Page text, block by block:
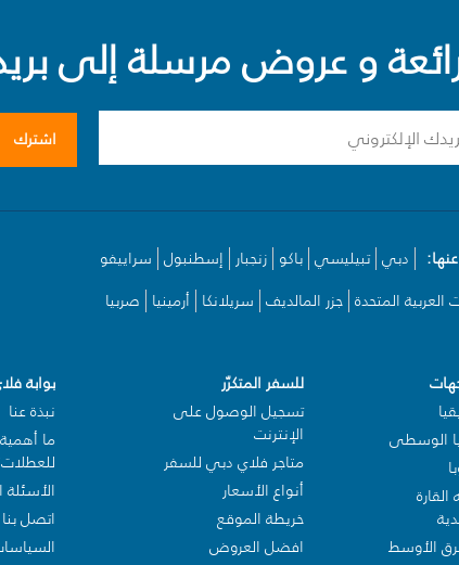
و عروض مرسلة إلى
اشترك
دبي تبيليسي باكو زنجبار إسطنبول سراييفو
العربية المتحدة جزر المالديف سريلانكا أرمينيا صربيا
الوسطى
الأوسط
للسفر المتكرّر
تسجيل الوصول على
الإنترنت
متاجر فلاي دبي للسفر
أنواع الأسعار
خريطة الموقع
افضل العروض
بوابة
نبذة عنا
ما
الأسئلة
اتصل بنا